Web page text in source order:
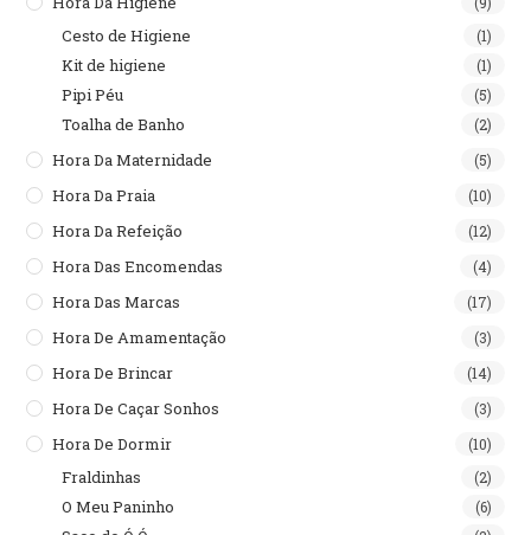
Cesto de Higiene (1)
Kit de higiene (1)
Pipi Péu (5)
Toalha de Banho (2)
Hora Da Maternidade (5)
Hora Da Praia (10)
Hora Da Refeição (12)
Hora Das Encomendas (4)
Hora Das Marcas (17)
Hora De Amamentação (3)
Hora De Brincar (14)
Hora De Caçar Sonhos (3)
Hora De Dormir (10)
Fraldinhas (2)
O Meu Paninho (6)